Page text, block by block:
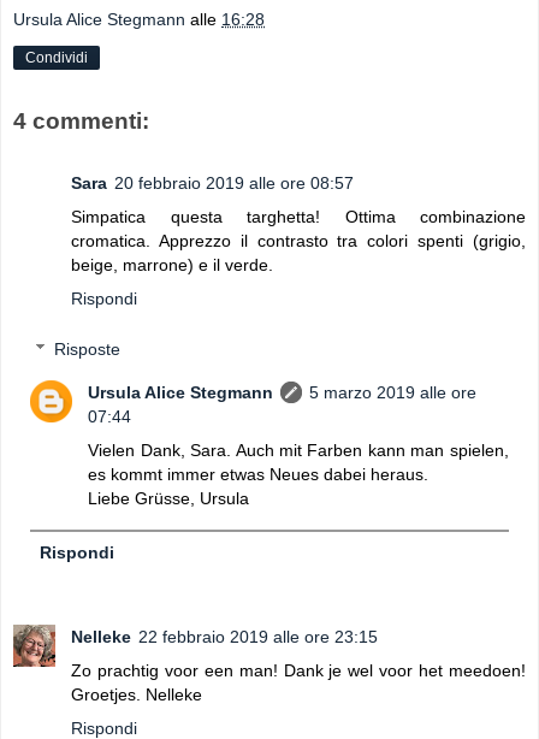
Ursula Alice Stegmann alle 16:28
Condividi
4 commenti:
Sara 20 febbraio 2019 alle ore 08:57
Simpatica questa targhetta! Ottima combinazione
cromatica. Apprezzo il contrasto tra colori spenti (grigio,
beige, marrone) e il verde.
Rispondi
Risposte
Ursula Alice Stegmann
5 marzo 2019 alle ore
07:44
Vielen Dank, Sara. Auch mit Farben kann man spielen,
es kommt immer etwas Neues dabei heraus.
Liebe Grüsse, Ursula
Rispondi
Nelleke 22 febbraio 2019 alle ore 23:15
Zo prachtig voor een man! Dank je wel voor het meedoen!
Groetjes. Nelleke
Rispondi